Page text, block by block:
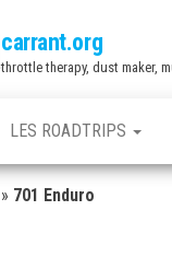
carrant.org
throttle therapy, dust maker,
LES ROADTRIPS
» 701 Enduro